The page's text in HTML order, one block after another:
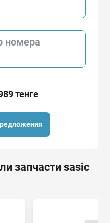
номера
тенге
запчасти sasic